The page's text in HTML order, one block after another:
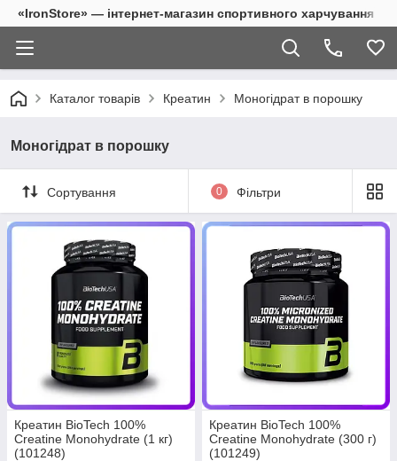
«IronStore» — інтернет-магазин спортивного харчування
Каталог товарів Креатин Моногідрат в порошку
Моногідрат в порошку
Сортування 0 Фільтри
Креатин BioTech 100%
Creatine Monohydrate (1 кг)
(101248)
Креатин BioTech 100%
Creatine Monohydrate (300 г)
(101249)